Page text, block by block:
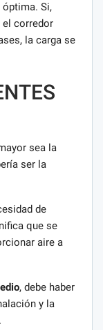
Si,
el corredor
la carga se
sea la
ser la
de
que se
aire a
, debe haber
y la